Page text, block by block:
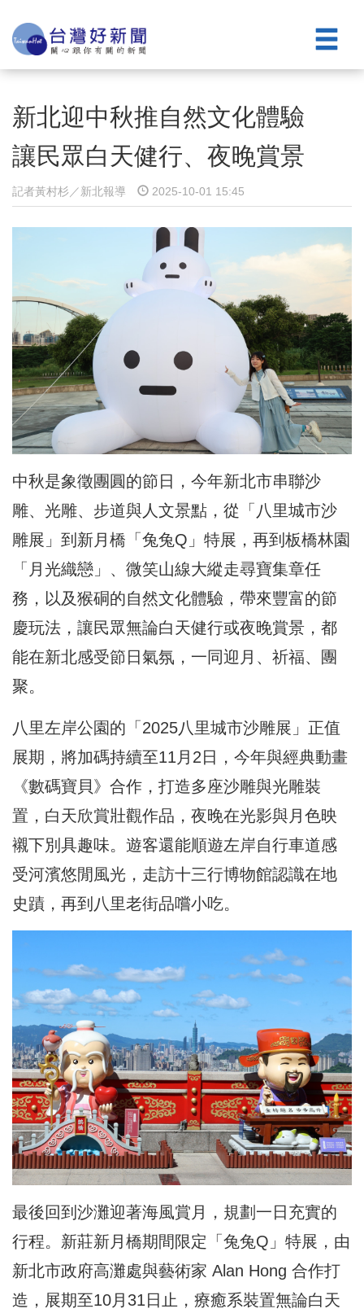
新北迎中秋推自然文化體驗
讓民眾白天健行、夜晚賞景
記者黃村杉／新北報導 2025-10-01 15:45
中秋是象徵團圓的節日，今年新北市串聯沙
雕、光雕、步道與人文景點，從「八里城市沙
雕展」到新月橋「兔兔Q」特展，再到板橋林園
「月光織戀」、微笑山線大縱走尋寶集章任
務，以及猴硐的自然文化體驗 ，帶來豐富的節
慶玩法， 讓民眾無論白天健行或夜晚賞景 ，都
能在新北感受節日氣氛，一同迎月、 祈福、團
聚。
八里左岸公園的「2025八里城市沙雕展」正值
展期，將加碼持續至11月2日，今年與經典動畫
《數碼寶貝》合作，打造多座沙雕與光雕裝
置，白天欣賞壯觀作品，夜晚在光影與月色映
襯下別具趣味。遊客還能順遊左岸自行車道感
受河濱悠閒風光，走訪十三行博物館認識在地
史蹟，再到八里老街品嚐小吃。
最後回到沙灘迎著海風賞月，規劃一日充實的
行程。新莊新月橋期間限定「兔兔Q」特展，由
新北市政府高灘處與藝術家 Alan Hong 合作打
造，展期至10月31日止，療癒系裝置無論白天